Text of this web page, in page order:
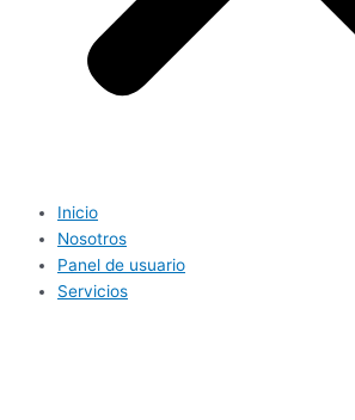
Inicio
Nosotros
Panel de usuario
Servicios